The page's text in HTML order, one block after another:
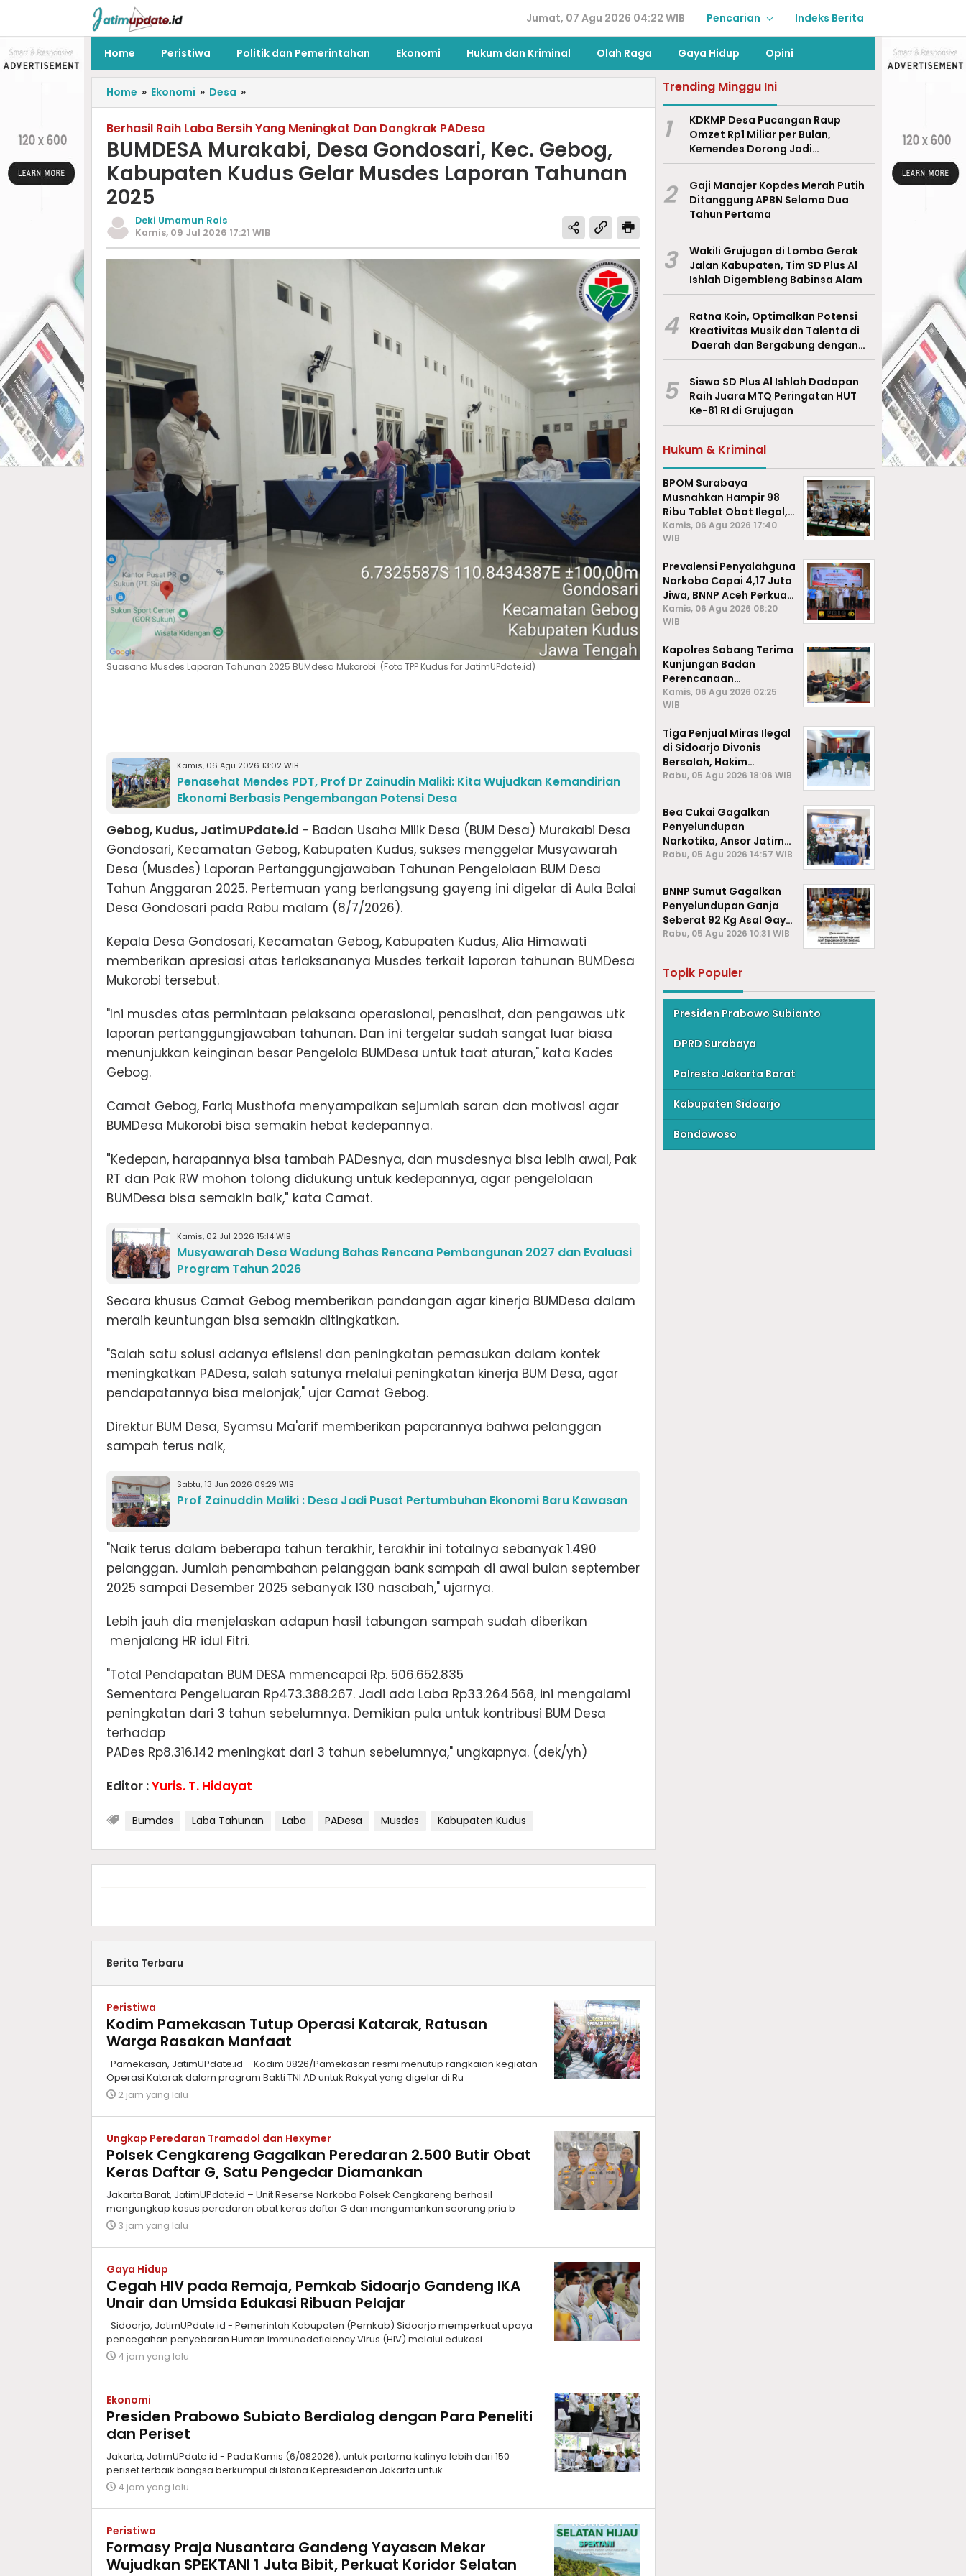
Jumat, 07 Agu 2026 04:22 WIB Pencarian Indeks Berita
Home Peristiwa Politik dan Pemerintahan Ekonomi Hukum dan Kriminal Olah Raga Gaya Hidup Opini
Home » Ekonomi » Desa »
Berhasil Raih Laba Bersih Yang Meningkat Dan Dongkrak PADesa
BUMDESA Murakabi, Desa Gondosari, Kec. Gebog,
Kabupaten Kudus Gelar Musdes Laporan Tahunan
2025
Deki Umamun Rois
Kamis, 09 Jul 2026 17:21 WIB
Suasana Musdes Laporan Tahunan 2025 BUMdesa Mukorobi. (Foto TPP Kudus for JatimUPdate.id)
Kamis, 06 Agu 2026 13:02 WIB
Penasehat Mendes PDT, Prof Dr Zainudin Maliki: Kita Wujudkan Kemandirian
Ekonomi Berbasis Pengembangan Potensi Desa
Gebog, Kudus, JatimUPdate.id - Badan Usaha Milik Desa (BUM Desa) Murakabi Desa
Gondosari, Kecamatan Gebog, Kabupaten Kudus, sukses menggelar Musyawarah
Desa (Musdes) Laporan Pertanggungjawaban Tahunan Pengelolaan BUM Desa
Tahun Anggaran 2025. Pertemuan yang berlangsung gayeng ini digelar di Aula Balai
Desa Gondosari pada Rabu malam (8/7/2026).
Kepala Desa Gondosari, Kecamatan Gebog, Kabupaten Kudus, Alia Himawati
memberikan apresiasi atas terlaksananya Musdes terkait laporan tahunan BUMDesa
Mukorobi tersebut.
"Ini musdes atas permintaan pelaksana operasional, penasihat, dan pengawas utk
laporan pertanggungjawaban tahunan. Dan ini tergelar sudah sangat luar biasa
menunjukkan keinginan besar Pengelola BUMDesa untuk taat aturan," kata Kades
Gebog.
Camat Gebog, Fariq Musthofa menyampaikan sejumlah saran dan motivasi agar
BUMDesa Mukorobi bisa semakin hebat kedepannya.
"Kedepan, harapannya bisa tambah PADesnya, dan musdesnya bisa lebih awal, Pak
RT dan Pak RW mohon tolong didukung untuk kedepannya, agar pengelolaan
BUMDesa bisa semakin baik," kata Camat.
Kamis, 02 Jul 2026 15:14 WIB
Musyawarah Desa Wadung Bahas Rencana Pembangunan 2027 dan Evaluasi
Program Tahun 2026
Secara khusus Camat Gebog memberikan pandangan agar kinerja BUMDesa dalam
meraih keuntungan bisa semakin ditingkatkan.
"Salah satu solusi adanya efisiensi dan peningkatan pemasukan dalam kontek
meningkatkan PADesa, salah satunya melalui peningkatan kinerja BUM Desa, agar
pendapatannya bisa melonjak," ujar Camat Gebog.
Direktur BUM Desa, Syamsu Ma'arif memberikan paparannya bahwa pelanggan
sampah terus naik,
Sabtu, 13 Jun 2026 09:29 WIB
Prof Zainuddin Maliki : Desa Jadi Pusat Pertumbuhan Ekonomi Baru Kawasan
"Naik terus dalam beberapa tahun terakhir, terakhir ini totalnya sebanyak 1.490
pelanggan. Jumlah penambahan pelanggan bank sampah di awal bulan september
2025 sampai Desember 2025 sebanyak 130 nasabah," ujarnya.
Lebih jauh dia menjelaskan adapun hasil tabungan sampah sudah diberikan
menjalang HR idul Fitri.
"Total Pendapatan BUM DESA mmencapai Rp. 506.652.835
Sementara Pengeluaran Rp473.388.267. Jadi ada Laba Rp33.264.568, ini mengalami
peningkatan dari 3 tahun sebelumnya. Demikian pula untuk kontribusi BUM Desa
terhadap
PADes Rp8.316.142 meningkat dari 3 tahun sebelumnya," ungkapnya. (dek/yh)
Editor :Yuris. T. Hidayat
Bumdes Laba Tahunan Laba PADesa Musdes Kabupaten Kudus
Berita Terbaru
Peristiwa
Kodim Pamekasan Tutup Operasi Katarak, Ratusan
Warga Rasakan Manfaat
Pamekasan, JatimUPdate.id – Kodim 0826/Pamekasan resmi menutup rangkaian kegiatan
Operasi Katarak dalam program Bakti TNI AD untuk Rakyat yang digelar di Ru
2 jam yang lalu
Ungkap Peredaran Tramadol dan Hexymer
Polsek Cengkareng Gagalkan Peredaran 2.500 Butir Obat
Keras Daftar G, Satu Pengedar Diamankan
Jakarta Barat, JatimUPdate.id – Unit Reserse Narkoba Polsek Cengkareng berhasil
mengungkap kasus peredaran obat keras daftar G dan mengamankan seorang pria b
3 jam yang lalu
Gaya Hidup
Cegah HIV pada Remaja, Pemkab Sidoarjo Gandeng IKA
Unair dan Umsida Edukasi Ribuan Pelajar
Sidoarjo, JatimUPdate.id - Pemerintah Kabupaten (Pemkab) Sidoarjo memperkuat upaya
pencegahan penyebaran Human Immunodeficiency Virus (HIV) melalui edukasi
4 jam yang lalu
Ekonomi
Presiden Prabowo Subiato Berdialog dengan Para Peneliti
dan Periset
Jakarta, JatimUPdate.id - Pada Kamis (6/082026), untuk pertama kalinya lebih dari 150
periset terbaik bangsa berkumpul di Istana Kepresidenan Jakarta untuk
4 jam yang lalu
Peristiwa
Formasy Praja Nusantara Gandeng Yayasan Mekar
Wujudkan SPEKTANI 1 Juta Bibit, Perkuat Koridor Selatan
Trending Minggu Ini
1
KDKMP Desa Pucangan Raup
Omzet Rp1 Miliar per Bulan,
Kemendes Dorong Jadi
Percontohan Nasional
2
Gaji Manajer Kopdes Merah Putih
Ditanggung APBN Selama Dua
Tahun Pertama
3
Wakili Grujugan di Lomba Gerak
Jalan Kabupaten, Tim SD Plus Al
Ishlah Digembleng Babinsa Alam
4
Ratna Koin, Optimalkan Potensi
Kreativitas Musik dan Talenta di
Daerah dan Bergabung dengan
Ekraf Pasuruan
5
Siswa SD Plus Al Ishlah Dadapan
Raih Juara MTQ Peringatan HUT
Ke-81 RI di Grujugan
Hukum & Kriminal
BPOM Surabaya
Musnahkan Hampir 98
Ribu Tablet Obat Ilegal,
Cegah Penyalahgunaan
di Kalangan Pelajar
Kamis, 06 Agu 2026 17:40
WIB
Prevalensi Penyalahguna
Narkoba Capai 4,17 Juta
Jiwa, BNNP Aceh Perkuat
P4GN di Subulussalam
Kamis, 06 Agu 2026 08:20
WIB
Kapolres Sabang Terima
Kunjungan Badan
Perencanaan
Pembangunan Daerah
(BAPPEDA) Kota Sabang,
Kamis, 06 Agu 2026 02:25
WIB
Tiga Penjual Miras Ilegal
di Sidoarjo Divonis
Bersalah, Hakim
Jatuhkan Denda hingga
Rabu, 05 Agu 2026 18:06 WIB
Bea Cukai Gagalkan
Penyelundupan
Narkotika, Ansor Jatim
Negara Tak Kalah dari
Rabu, 05 Agu 2026 14:57 WIB
BNNP Sumut Gagalkan
Penyelundupan Ganja
Seberat 92 Kg Asal Gayo
Lues, Aceh.
Rabu, 05 Agu 2026 10:31 WIB
Topik Populer
Presiden Prabowo Subianto
DPRD Surabaya
Polresta Jakarta Barat
Kabupaten Sidoarjo
Bondowoso